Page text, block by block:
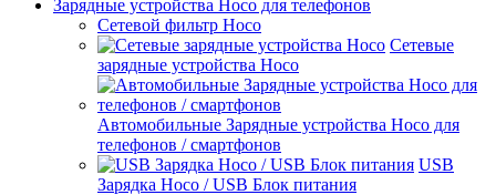
Зарядные устройства Hoco для телефонов
Сетевой фильтр Hoco
Сетевые
зарядные устройства Hoco
Автомобильные Зарядные устройства Hoco для
телефонов / смартфонов
USB
Зарядка Hoco / USB Блок питания